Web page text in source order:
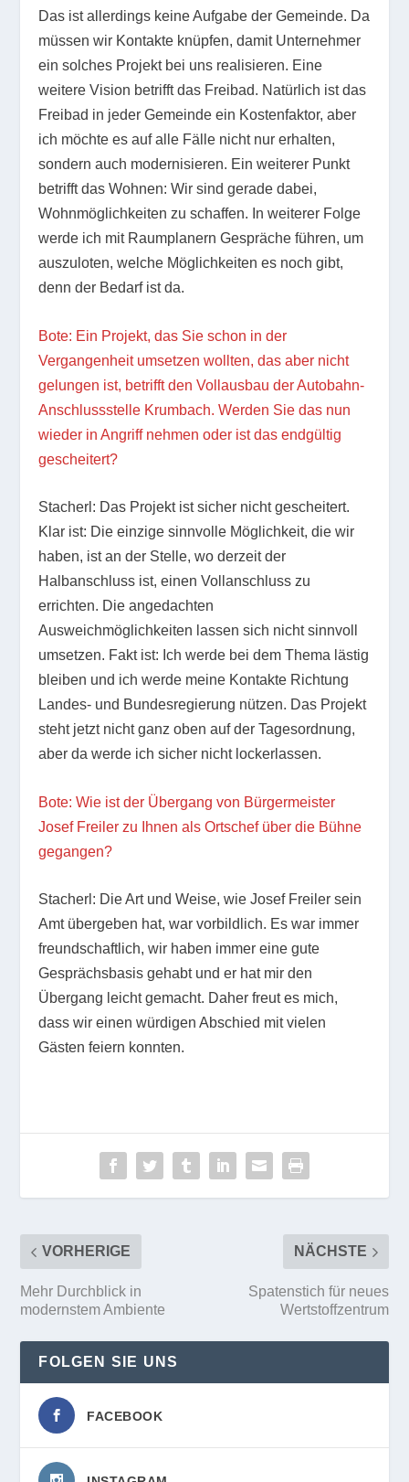
Das ist allerdings keine Aufgabe der Gemeinde. Da
müssen wir Kontakte knüpfen, damit Unternehmer
ein solches Projekt bei uns realisieren. Eine
weitere Vision betrifft das Freibad. Natürlich ist das
Freibad in jeder Gemeinde ein Kostenfaktor, aber
ich möchte es auf alle Fälle nicht nur erhalten,
sondern auch modernisieren. Ein weiterer Punkt
betrifft das Wohnen: Wir sind gerade dabei,
Wohnmöglichkeiten zu schaffen. In weiterer Folge
werde ich mit Raumplanern Gespräche führen, um
auszuloten, welche Möglichkeiten es noch gibt,
denn der Bedarf ist da.
Bote: Ein Projekt, das Sie schon in der
Vergangenheit umsetzen wollten, das aber nicht
gelungen ist, betrifft den Vollausbau der Autobahn-
Anschlussstelle Krumbach. Werden Sie das nun
wieder in Angriff nehmen oder ist das endgültig
gescheitert?
Stacherl: Das Projekt ist sicher nicht gescheitert.
Klar ist: Die einzige sinnvolle Möglichkeit, die wir
haben, ist an der Stelle, wo derzeit der
Halbanschluss ist, einen Vollanschluss zu
errichten. Die angedachten
Ausweichmöglichkeiten lassen sich nicht sinnvoll
umsetzen. Fakt ist: Ich werde bei dem Thema lästig
bleiben und ich werde meine Kontakte Richtung
Landes- und Bundesregierung nützen. Das Projekt
steht jetzt nicht ganz oben auf der Tagesordnung,
aber da werde ich sicher nicht lockerlassen.
Bote: Wie ist der Übergang von Bürgermeister
Josef Freiler zu Ihnen als Ortschef über die Bühne
gegangen?
Stacherl: Die Art und Weise, wie Josef Freiler sein
Amt übergeben hat, war vorbildlich. Es war immer
freundschaftlich, wir haben immer eine gute
Gesprächsbasis gehabt und er hat mir den
Übergang leicht gemacht. Daher freut es mich,
dass wir einen würdigen Abschied mit vielen
Gästen feiern konnten.
VORHERIGE
Mehr Durchblick in
modernstem Ambiente
NÄCHSTE
Spatenstich für neues
Wertstoffzentrum
FOLGEN SIE UNS
FACEBOOK